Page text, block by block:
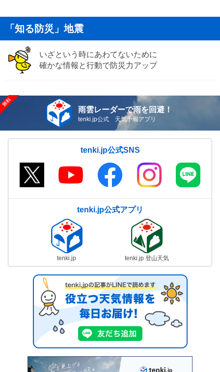
「知る防災」地震
いざという時にあわてないために
確かな情報と行動で防災力アップ
雨雲レーダーで雨を回避！
tenki.jp公式 天気予報アプリ
tenki.jp公式SNS
tenki.jp公式アプリ
tenki.jp tenki.jp 登山天気